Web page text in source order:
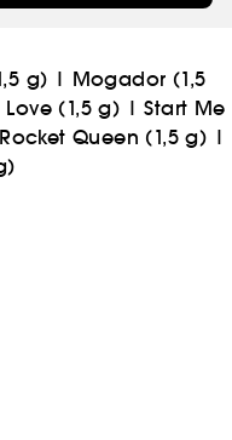
g) | Mogador (1,5
(1,5 g) |Start Me
Rocket Queen (1,5 g) |